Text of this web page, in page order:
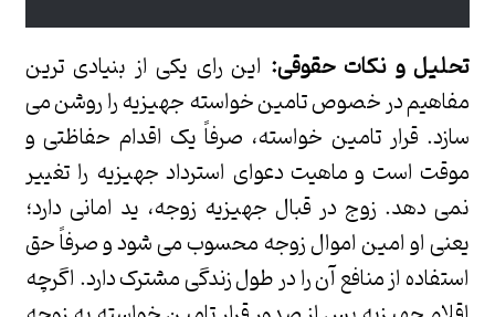
تحلیل و نکات حقوقی: این رای یکی از بنیادی ترین
مفاهیم در خصوص تامین خواسته جهیزیه را روشن می
سازد. قرار تامین خواسته، صرفاً یک اقدام حفاظتی و
موقت است و ماهیت دعوای استرداد جهیزیه را تغییر
نمی دهد. زوج در قبال جهیزیه زوجه، ید امانی دارد؛
یعنی او امین اموال زوجه محسوب می شود و صرفاً حق
استفاده از منافع آن را در طول زندگی مشترک دارد. اگرچه